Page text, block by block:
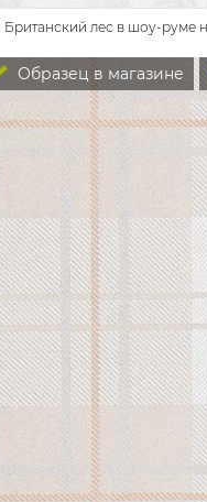
Гостиная
Прихожая
лес в шоу-
Образец в магазине